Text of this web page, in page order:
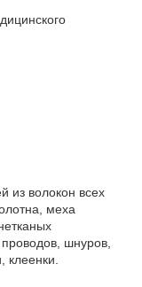
из волокон всех
меха
шнуров,
клеенки.